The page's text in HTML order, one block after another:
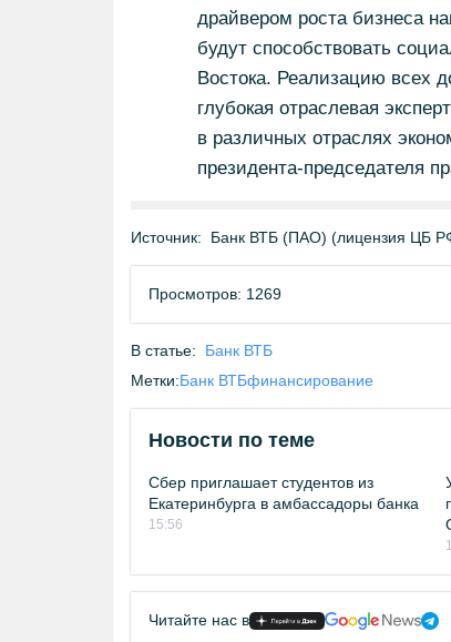
драйвером роста бизнеса
будут способствовать
Востока. Реализацию всех
глубокая отраслевая
в различных отраслях
президента-председателя
Источник: Банк ВТБ (ПАО) (лицензия ЦБ
Просмотров: 1269
В статье:
Банк ВТБ
Метки:Банк ВТБфинансирование
Новости по теме
Сбер приглашает студентов из
Екатеринбурга в амбассадоры банка
15:56
Читайте нас в